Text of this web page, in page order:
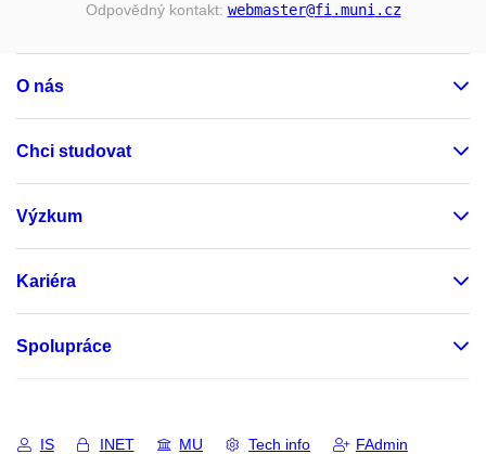
Odpovědný kontakt: webmaster@fi.muni.cz
O nás
Chci studovat
Výzkum
Kariéra
Spolupráce
IS INET MU Tech info FAdmin